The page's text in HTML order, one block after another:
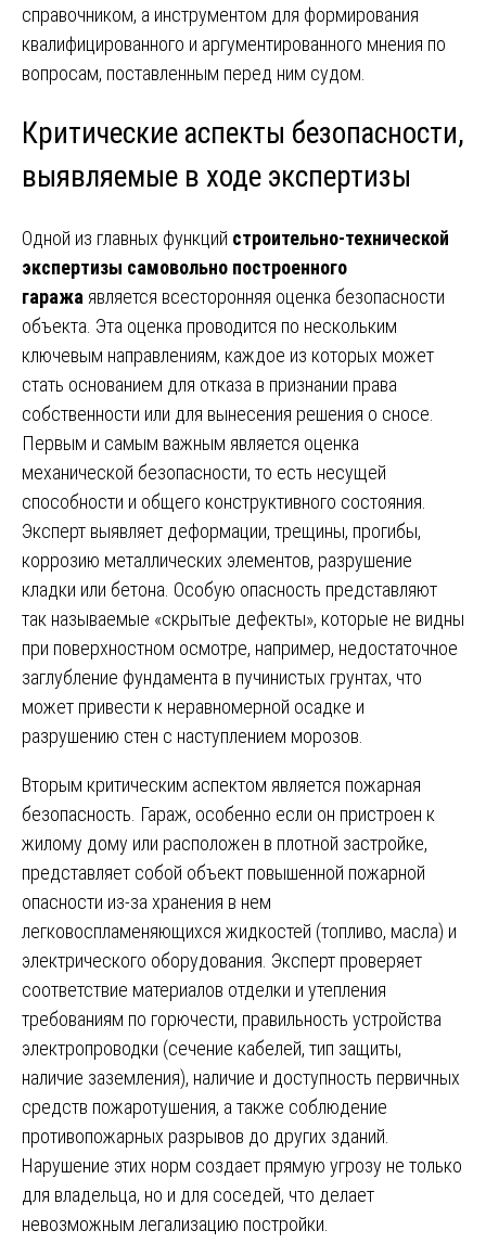
справочником, а инструментом для формирования
квалифицированного и аргументированного мнения по
вопросам, поставленным перед ним судом.
Критические аспекты безопасности,
выявляемые в ходе экспертизы
Одной из главных функций строительно-технической
экспертизы самовольно построенного
гаража является всесторонняя оценка безопасности
объекта. Эта оценка проводится по нескольким
ключевым направлениям, каждое из которых может
стать основанием для отказа в признании права
собственности или для вынесения решения о сносе.
Первым и самым важным является оценка
механической безопасности, то есть несущей
способности и общего конструктивного состояния.
Эксперт выявляет деформации, трещины, прогибы,
коррозию металлических элементов, разрушение
кладки или бетона. Особую опасность представляют
так называемые «скрытые дефекты», которые не видны
при поверхностном осмотре, например, недостаточное
заглубление фундамента в пучинистых грунтах, что
может привести к неравномерной осадке и
разрушению стен с наступлением морозов.
Вторым критическим аспектом является пожарная
безопасность. Гараж, особенно если он пристроен к
жилому дому или расположен в плотной застройке,
представляет собой объект повышенной пожарной
опасности из-за хранения в нем
легковоспламеняющихся жидкостей (топливо, масла) и
электрического оборудования. Эксперт проверяет
соответствие материалов отделки и утепления
требованиям по горючести, правильность устройства
электропроводки (сечение кабелей, тип защиты,
наличие заземления), наличие и доступность первичных
средств пожаротушения, а также соблюдение
противопожарных разрывов до других зданий.
Нарушение этих норм создает прямую угрозу не только
для владельца, но и для соседей, что делает
невозможным легализацию постройки.